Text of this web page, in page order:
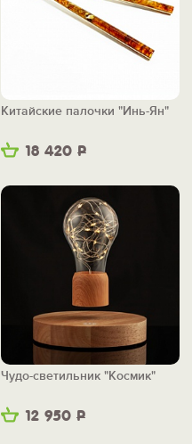
18 420 Р
Китайские палочки "Инь-Ян"
12 950 Р
Чудо-светильник "Космик"